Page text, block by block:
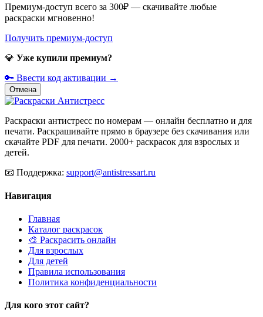
Премиум-доступ всего за 300₽ — скачивайте любые
раскраски мгновенно!
Получить премиум-доступ
💎 Уже купили премиум?
🔑 Ввести код активации →
Отмена
Раскраски антистресс по номерам — онлайн бесплатно и для
печати. Раскрашивайте прямо в браузере без скачивания или
скачайте PDF для печати. 2000+ раскрасок для взрослых и
детей.
📧 Поддержка: support@antistressart.ru
Навигация
Главная
Каталог раскрасок
🎨 Раскрасить онлайн
Для взрослых
Для детей
Правила использования
Политика конфиденциальности
Для кого этот сайт?